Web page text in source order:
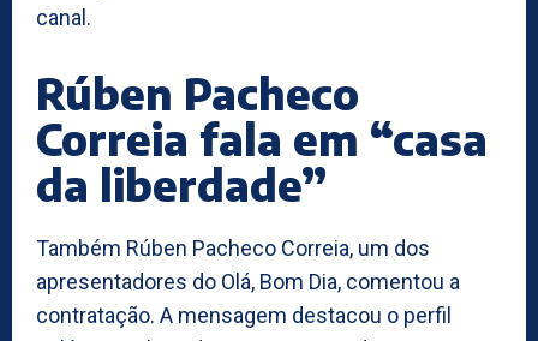
canal.
Rúben Pacheco
Correia fala em “casa
da liberdade”
Também Rúben Pacheco Correia, um dos
apresentadores do Olá, Bom Dia, comentou a
contratação. A mensagem destacou o perfil